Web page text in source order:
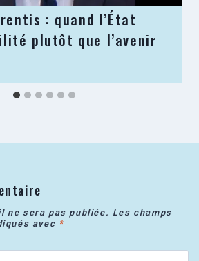
: quand l’État
plutôt que l’avenir
ne sera pas publiée. Les champs
avec *